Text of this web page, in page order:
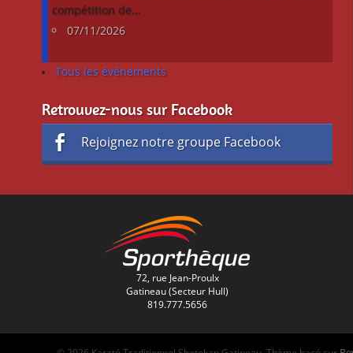
compétition de...
07/11/2026
Tous les événements
Retrouvez-nous sur Facebook
Rejoignez notre groupe Facebook
72, rue Jean-Proulx
Gatineau (Secteur Hull)
819.777.5656